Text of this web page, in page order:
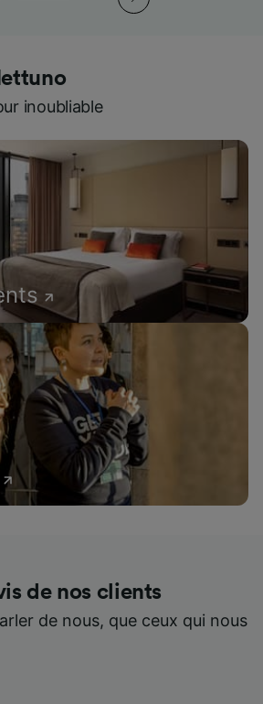
inoubliable
de nos clients
de nous, que ceux qui nous